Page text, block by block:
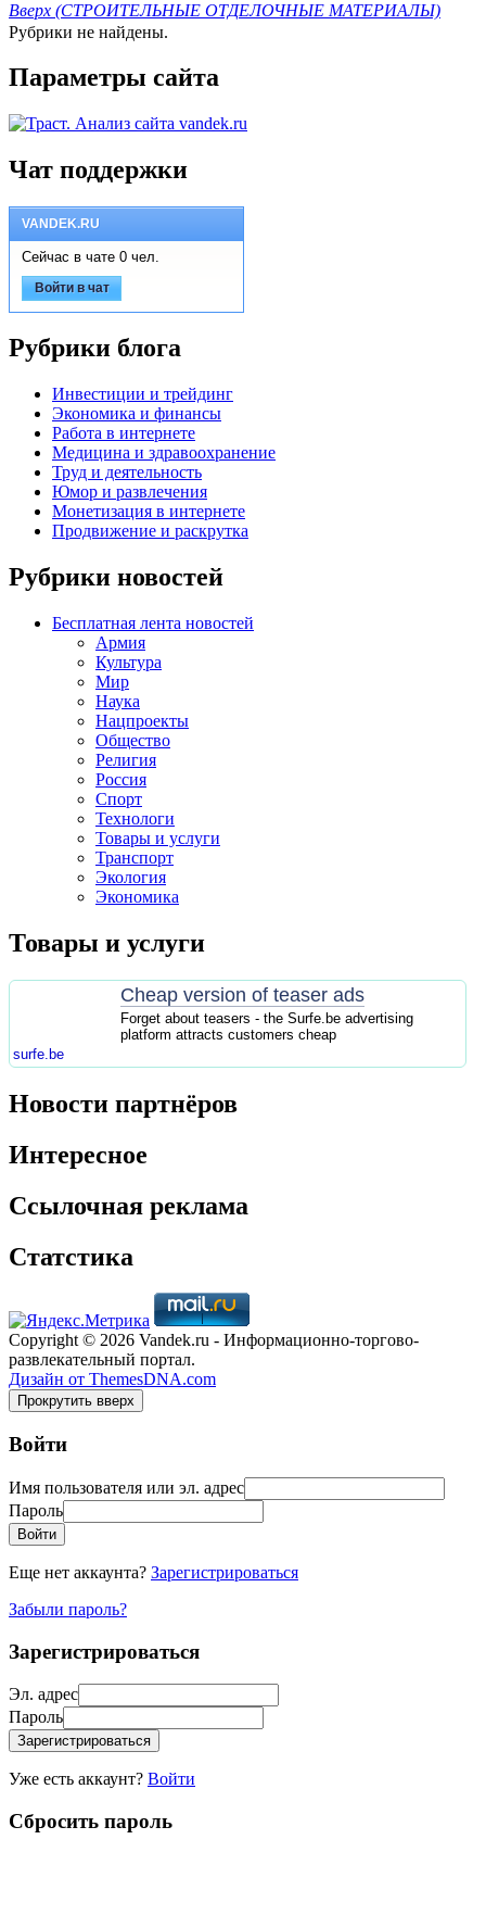
Вверх (СТРОИТЕЛЬНЫЕ ОТДЕЛОЧНЫЕ МАТЕРИАЛЫ)
Рубрики не найдены.
Параметры сайта
Чат поддержки
VANDEK.RU
Сейчас в чате 0 чел.
Войти в чат
Рубрики блога
Инвестиции и трейдинг
Экономика и финансы
Работа в интернете
Медицина и здравоохранение
Труд и деятельность
Юмор и развлечения
Монетизация в интернете
Продвижение и раскрутка
Рубрики новостей
Бесплатная лента новостей
Армия
Культура
Мир
Наука
Нацпроекты
Общество
Религия
Россия
Спорт
Технологи
Товары и услуги
Транспорт
Экология
Экономика
Товары и услуги
Cheap version of teaser ads
Forget about teasers - the Surfe.be advertising
platform attracts customers cheap
surfe.be
Новости партнёров
Интересное
Ссылочная реклама
Статстика
Copyright © 2026 Vandek.ru - Информационно-торгово-
развлекательный портал.
Дизайн от ThemesDNA.com
Прокрутить вверх
Войти
Имя пользователя или эл. адрес
Пароль
Войти
Еще нет аккаунта? Зарегистрироваться
Забыли пароль?
Зарегистрироваться
Эл. адрес
Пароль
Зарегистрироваться
Уже есть аккаунт? Войти
Сбросить пароль